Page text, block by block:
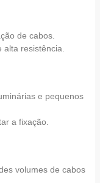
de cabos.
resistência.
e pequenos
a fixação.
volumes de cabos